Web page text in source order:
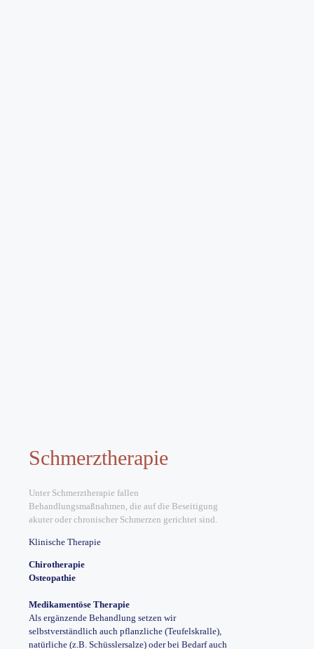
Schmerztherapie
Unter Schmerztherapie fallen
Behandlungsmaßnahmen, die auf die Beseitigung
akuter oder chronischer Schmerzen gerichtet sind.
Klinische Therapie
Chirotherapie
Osteopathie
Medikamentöse Therapie
Als ergänzende Behandlung setzen wir
selbstverständlich auch pflanzliche (Teufelskralle),
natürliche (z.B. Schüsslersalze) oder bei Bedarf auch